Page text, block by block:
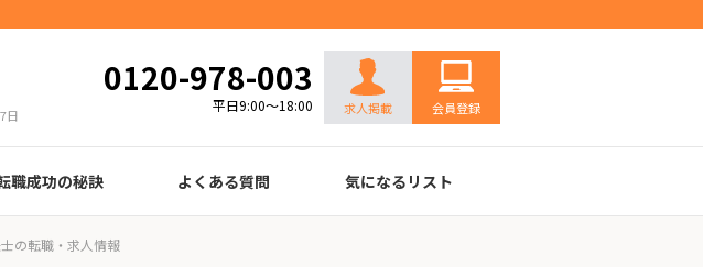
日
0120-978-003
平日9:00～18:00 求人掲載 会員登録
職成功の秘訣
書の書き方
経歴書の書き方
の心得
のコツ
の際に知っておきたいこと
早見表
よくある質問 気になるリスト
の転職・求人情報